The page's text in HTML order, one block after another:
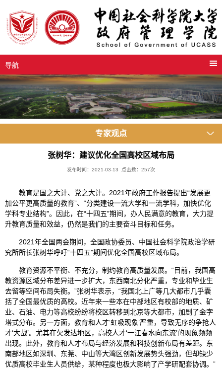
导航
专家观点
张树华：建议优化全国高校区域布局
发布时间：2021-03-13 点击数： 257次
教育是国之大计、党之大计。2021年政府工作报告提出“发展更
加公平更高质量的教育”、“分类建设一流大学和一流学科，加快优化
学科专业结构”。因此，在“十四五”期间，办人民满意的教育，大力提
升教育质量和效益，仍然是我们的主要奋斗目标和任务。
2021年全国两会期间，全国政协委员、中国社会科学院政治学研
究所所长张树华呼吁“十四五”期间优化全国高校区域布局。
教育资源不平衡、不充分，制约教育高质量发展。“目前，我国高
教资源区域分布差异进一步扩大，东西南北分化严重，专业和毕业生
去留等空间布局失衡。”张树华表示，“我国北上广等几大都市几乎囊
括了全国最优质的高校。近年来一些本在中部地区有校部的地质、矿
业、石油、电力等高校纷纷将校区转移到北京等大都市，加剧了金字
塔式分布。另一方面，教育和人才‘虹吸现象’严重，导致无序的争抢人
才‘大战’。尤其在欠发达地区，高校人才‘一江春水向东流’的现象频频
出现。此外，教育和人才布局与经济发展和科技创新布局有差距。东
南部地区如深圳、东莞、中山等大湾区创新发展势头强劲，但却缺少
优质高校毕业生人员供给，某种程度也极大影响了产学研配套协调。”